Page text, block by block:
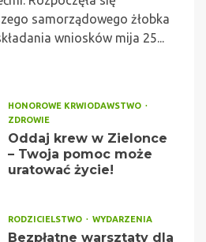
samorządowego żłobka
wniosków mija 25...
HONOROWE KRWIODAWSTWO
ZDROWIE
Oddaj krew w Zielonce
– Twoja pomoc może
uratować życie!
RODZICIELSTWO WYDARZENIA
Bezpłatne warsztaty dla